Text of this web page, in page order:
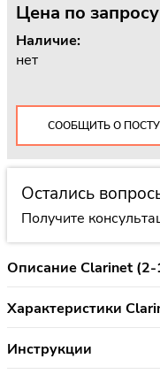
Цена по запросу
Наличие:
нет
СООБЩИТЬ О
Остались
Получите
Описание Clarinet
Характеристики
Инструкции